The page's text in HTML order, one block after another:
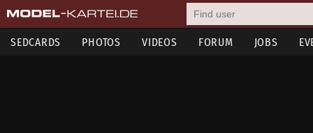
SEDCARDS PHOTOS VIDEOS FORUM JOBS